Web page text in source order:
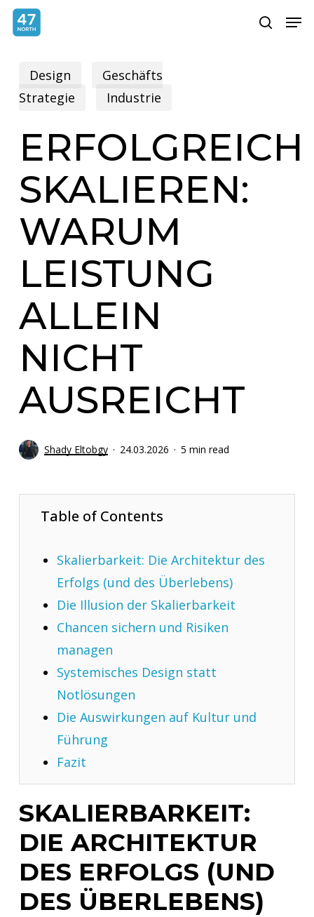
Skip
content
search
Design
Geschäfts
Strategie
Industrie
ERFOLGREICH
SKALIEREN:
WARUM
LEISTUNG
ALLEIN
NICHT
AUSREICHT
Shady Eltobgy 24.03.2026 5 min read
Table of Contents
Skalierbarkeit: Die Architektur des
Erfolgs (und des Überlebens)
Die Illusion der Skalierbarkeit
Chancen sichern und Risiken
managen
Systemisches Design statt
Notlösungen
Die Auswirkungen auf Kultur und
Führung
Fazit
SKALIERBARKEIT:
DIE ARCHITEKTUR
DES ERFOLGS (UND
DES ÜBERLEBENS)